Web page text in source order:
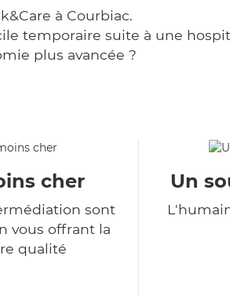
à Courbiac.
temporaire suite à une
plus avancée ?
cher
sont
vous offrant la
qualité
Un